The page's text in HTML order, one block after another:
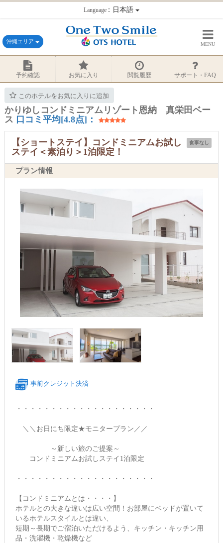
Language：日本語
沖縄エリア MENU
予約確認 お気に入り 閲覧履歴 サポート・FAQ
このホテルをお気に入りに追加
かりゆしコンドミニアムリゾート恩納 真栄田ベー
ス 口コミ平均[4.8点]：
食事なし
【ショートステイ】コンドミニアムお試し
ステイ＜素泊り＞1泊限定！
プラン情報
事前クレジット決済
・・・・・・・・・・・・・・・・・・・・
＼＼お日にち限定★モニタープラン／／
～新しい旅のご提案～
コンドミニアムお試しステイ1泊限定
・・・・・・・・・・・・・・・・・・・・
【コンドミニアムとは・・・・】
ホテルとの大きな違いは広い空間！お部屋にベッドが置いて
いるホテルスタイルとは違い、
短期～長期でご宿泊いただけるよう、キッチン・キッチン用
品・洗濯機・乾燥機など